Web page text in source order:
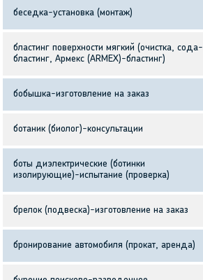
беседка-установка (монтаж)
бластинг поверхности мягкий (очистка, сода-
бластинг, Армекс (ARMEX)-бластинг)
бобышка-изготовление на заказ
ботаник (биолог)-консультации
боты диэлектрические (ботинки
изолирующие)-испытание (проверка)
брелок (подвеска)-изготовление на заказ
бронирование автомобиля (прокат, аренда)